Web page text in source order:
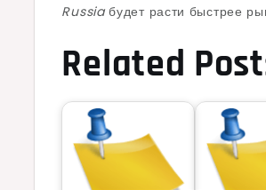
Russiaбудет расти быстрее
Related